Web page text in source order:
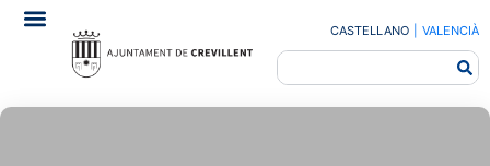
CASTELLANO VALENCIÀ